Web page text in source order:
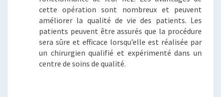
cette opération sont nombreux et peuvent
améliorer la qualité de vie des patients. Les
patients peuvent être assurés que la procédure
sera sûre et efficace lorsqu’elle est réalisée par
un chirurgien qualifié et expérimenté dans un
centre de soins de qualité.